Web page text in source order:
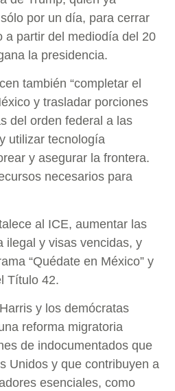
por un día, para cerrar
a partir del mediodía del 20
la presidencia.
también “completar el
y trasladar porciones
del orden federal a las
utilizar tecnología
y asegurar la frontera.
necesarios para
al ICE, aumentar las
ilegal y visas vencidas, y
“Quédate en México” y
Título 42.
y los demócratas
reforma migratoria
de indocumentados que
Unidos y que contribuyen a
esenciales, como